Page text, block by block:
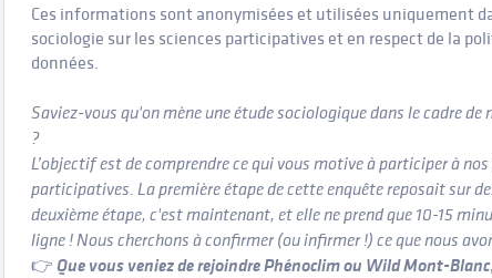
Ces informations sont anonymisées et utilisées uniquement
sociologie sur les sciences participatives et en respect de la
données.
Saviez-vous qu'on mène une étude sociologique dans le cadre de
?
L’objectif est de comprendre ce qui vous motive à participer à
participatives. La première étape de cette enquête reposait sur
deuxième étape, c'est maintenant, et elle ne prend que 10-15
ligne ! Nous cherchons à confirmer (ou infirmer !) ce que nous
👉 Que vous veniez de rejoindre Phénoclim ou Wild Mont-Blanc